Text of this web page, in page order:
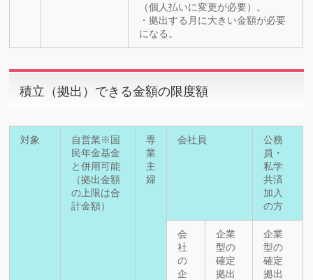
（個人払いに変更が必要）。
・拠出する月に大きい金額が必要
になる。
積立（拠出）できる金額の限度額
対象
自営業※国
民年金基金
と併用可能
（拠出金額
の上限は合
計金額）
専
業
主
婦
会社員
公務
員・
私学
共済
加入
の方
会
社
の
企
企業
型の
確定
拠出
企業
型の
確定
拠出